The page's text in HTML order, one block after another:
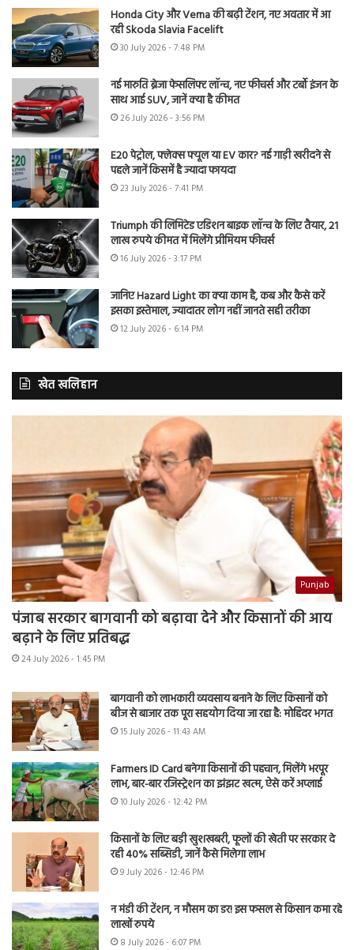
Honda City और Verna की बढ़ी टेंशन, नए अवतार में आ
रही Skoda Slavia Facelift
30 July 2026 - 7:48 PM
नई मारुति ब्रेजा फेसलिफ्ट लॉन्च, नए फीचर्स और टर्बो इंजन के
साथ आई SUV, जानें क्या है कीमत
26 July 2026 - 3:56 PM
E20 पेट्रोल, फ्लेक्स फ्यूल या EV कार? नई गाड़ी खरीदने से
पहले जानें किसमें है ज्यादा फायदा
23 July 2026 - 7:41 PM
Triumph की लिमिटेड एडिशन बाइक लॉन्च के लिए तैयार, 21
लाख रुपये कीमत में मिलेंगे प्रीमियम फीचर्स
16 July 2026 - 3:17 PM
जानिए Hazard Light का क्या काम है, कब और कैसे करें
इसका इस्तेमाल, ज्यादातर लोग नहीं जानते सही तरीका
12 July 2026 - 6:14 PM
खेत खलिहान
Punjab
पंजाब सरकार बागवानी को बढ़ावा देने और किसानों की आय
बढ़ाने के लिए प्रतिबद्ध
24 July 2026 - 1:45 PM
बागवानी को लाभकारी व्यवसाय बनाने के लिए किसानों को
बीज से बाजार तक पूरा सहयोग दिया जा रहा है: मोहिंदर भगत
15 July 2026 - 11:43 AM
Farmers ID Card बनेगा किसानों की पहचान, मिलेंगे भरपूर
लाभ, बार-बार रजिस्ट्रेशन का झंझट खत्म, ऐसे करें अप्लाई
10 July 2026 - 12:42 PM
किसानों के लिए बड़ी खुशखबरी, फूलों की खेती पर सरकार दे
रही 40% सब्सिडी, जानें कैसे मिलेगा लाभ
9 July 2026 - 12:46 PM
न मंडी की टेंशन, न मौसम का डर! इस फसल से किसान कमा रहे
लाखों रुपये
8 July 2026 - 6:07 PM